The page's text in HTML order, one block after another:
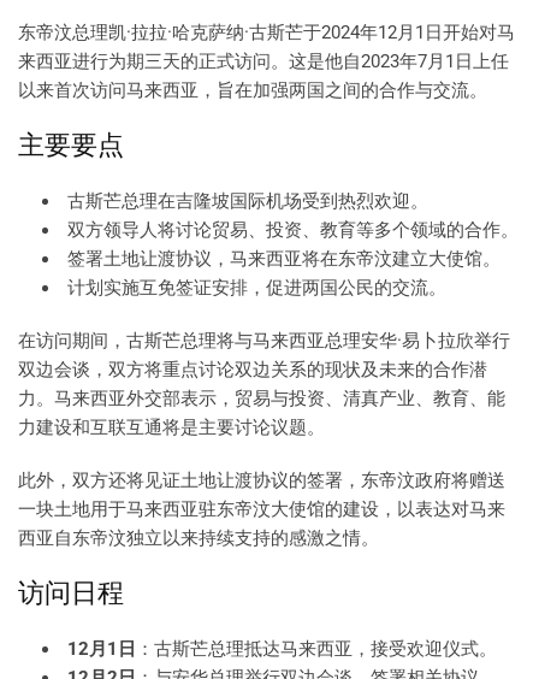
东帝汶总理凯·拉拉·哈克萨纳·古斯芒于2024年12月1日开始对马
来西亚进行为期三天的正式访问。这是他自2023年7月1日上任
以来首次访问马来西亚，旨在加强两国之间的合作与交流。
主要要点
古斯芒总理在吉隆坡国际机场受到热烈欢迎。
双方领导人将讨论贸易、投资、教育等多个领域的合作。
签署土地让渡协议，马来西亚将在东帝汶建立大使馆。
计划实施互免签证安排，促进两国公民的交流。
在访问期间，古斯芒总理将与马来西亚总理安华·易卜拉欣举行
双边会谈，双方将重点讨论双边关系的现状及未来的合作潜
力。马来西亚外交部表示，贸易与投资、清真产业、教育、能
力建设和互联互通将是主要讨论议题。
此外，双方还将见证土地让渡协议的签署，东帝汶政府将赠送
一块土地用于马来西亚驻东帝汶大使馆的建设，以表达对马来
西亚自东帝汶独立以来持续支持的感激之情。
访问日程
12月1日 ：古斯芒总理抵达马来西亚，接受欢迎仪式。